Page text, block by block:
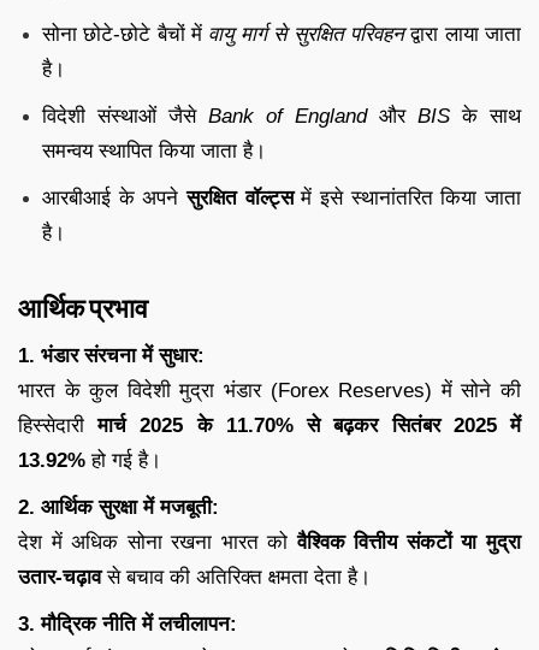
सोना छोटे-छोटे बैचों में वायु मार्ग से सुरक्षित परिवहनद्वारा लाया जाता
है।
विदेशी संस्थाओं जैसे Bank of Englandऔर BIS के साथ
समन्वय स्थापित किया जाता है।
आरबीआई के अपनेसुरक्षित वॉल्ट्समें इसे स्थानांतरित किया जाता
है।
आर्थिक प्रभाव
1. भंडार संरचना में सुधार:
भारत के कुल विदेशी मुद्रा भंडार (Forex Reserves) में सोने की
हिस्सेदारीमार्च 2025 के 11.70% से बढ़कर सितंबर 2025 में
13.92% हो गई है।
2. आर्थिक सुरक्षा में मजबूती:
देश में अधिक सोना रखना भारत कोवैश्विक वित्तीय संकटों या मुद्रा
उतार-चढ़ावसे बचाव की अतिरिक्त क्षमता देता है।
3. मौद्रिक नीति में लचीलापन: